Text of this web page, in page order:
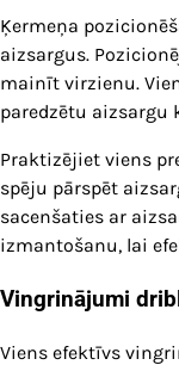
Ķermeņa
aizsargus.
mainīt virzienu.
paredzētu
Praktizējiet viens
spēju pārspēt
sacenšaties ar
izmantošanu, lai
Vingrinājumi
Viens efektīvs